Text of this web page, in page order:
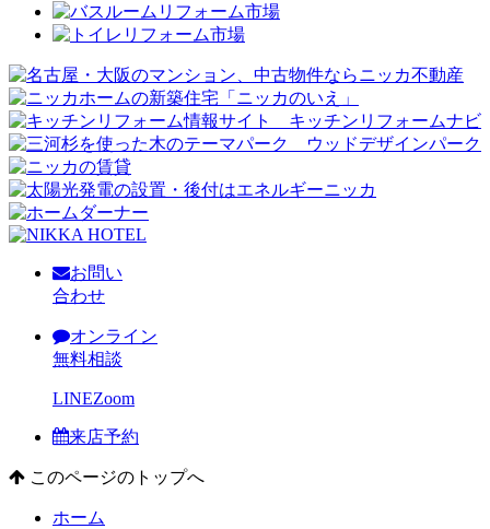
お問い
合わせ
オンライン
無料相談
LINEZoom
来店予約
このページのトップへ
ホーム